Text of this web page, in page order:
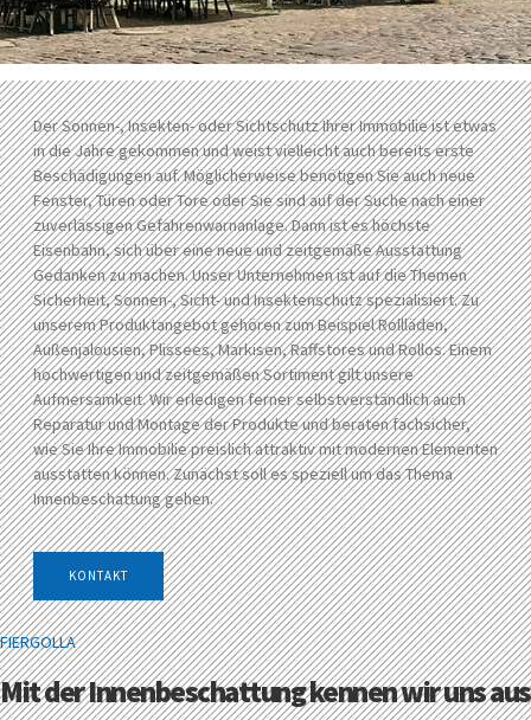
FIERGOLLA
Mit der Innenbeschattung kennen wir uns aus
Der Sonnen-, Insekten- oder Sichtschutz Ihrer Immobilie ist etwas
in die Jahre gekommen und weist vielleicht auch bereits erste
Beschädigungen auf. Möglicherweise benötigen Sie auch neue
Fenster, Türen oder Tore oder Sie sind auf der Suche nach einer
zuverlässigen Gefahrenwarnanlage. Dann ist es höchste
Eisenbahn, sich über eine neue und zeitgemäße Ausstattung
Gedanken zu machen. Unser Unternehmen ist auf die Themen
Sicherheit, Sonnen-, Sicht- und Insektenschutz spezialisiert. Zu
unserem Produktangebot gehören zum Beispiel Rollläden,
Außenjalousien, Plissees, Markisen, Raffstores und Rollos. Einem
hochwertigen und zeitgemäßen Sortiment gilt unsere
Aufmersamkeit. Wir erledigen ferner selbstverständlich auch
Reparatur und Montage der Produkte und beraten fachsicher,
wie Sie Ihre Immobilie preislich attraktiv mit modernen Elementen
ausstatten können. Zunächst soll es speziell um das Thema
Innenbeschattung gehen.
KONTAKT